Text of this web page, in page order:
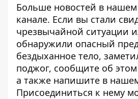
Больше новостей в нашем
канале. Если вы стали
чрезвычайной ситуации
обнаружили опасный
бездыханное тело,
поджог, сообщите об этом
а также напишите в
Присоединиться к нему